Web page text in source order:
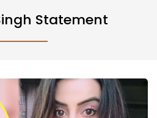
Statement